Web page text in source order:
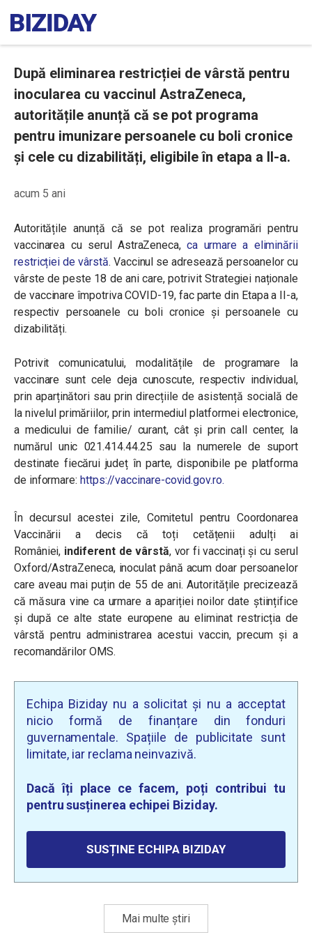
După eliminarea restricției de vârstă pentru
inocularea cu vaccinul AstraZeneca,
autoritățile anunță că se pot programa
pentru imunizare persoanele cu boli cronice
și cele cu dizabilități, eligibile în etapa a II-a.
acum 5 ani
Autoritățile anunță că se pot realiza programări pentru
vaccinarea cu serul AstraZeneca,ca urmare a eliminării
restricției de vârstă. Vaccinul se adresează persoanelor cu
vârste de peste 18 de ani care, potrivit Strategiei naționale
de vaccinare împotriva COVID-19, fac parte din Etapa a II-a,
respectiv persoanele cu boli cronice și persoanele cu
dizabilități.
Potrivit comunicatului, modalitățile de programare la
vaccinare sunt cele deja cunoscute, respectiv individual,
prin aparținători sau prin direcțiile de asistență socială de
la nivelul primăriilor, prin intermediul platformei electronice,
a medicului de familie/ curant, cât și prin call center, la
numărul unic 021.414.44.25 sau la numerele de suport
destinate fiecărui județ în parte, disponibile pe platforma
de informare: https://vaccinare-covid.gov.ro.
În decursul acestei zile, Comitetul pentru Coordonarea
Vaccinării a decis că toți cetățenii adulți ai
României, indiferent de vârstă, vor fi vaccinați și cu serul
Oxford/AstraZeneca, inoculat până acum doar persoanelor
care aveau mai puțin de 55 de ani. Autoritățile precizează
că măsura vine ca urmare a apariției noilor date științifice
și după ce alte state europene au eliminat restricția de
vârstă pentru administrarea acestui vaccin, precum și a
recomandărilor OMS.
Echipa Biziday nu a solicitat și nu a acceptat
nicio formă de finanțare din fonduri
guvernamentale. Spațiile de publicitate sunt
limitate, iar reclama neinvazivă.
Dacă îți place ce facem, poți contribui tu
pentru susținerea echipei Biziday.
SUSȚINE ECHIPA BIZIDAY
Mai multe știri